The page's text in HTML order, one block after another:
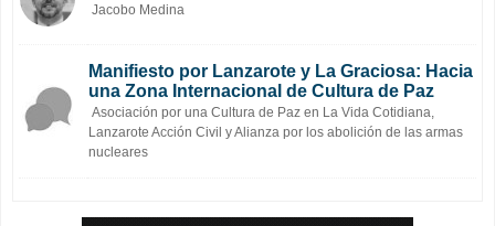
Jacobo Medina
Manifiesto por Lanzarote y La Graciosa: Hacia
una Zona Internacional de Cultura de Paz
Asociación por una Cultura de Paz en La Vida Cotidiana,
Lanzarote Acción Civil y Alianza por los abolición de las armas
nucleares